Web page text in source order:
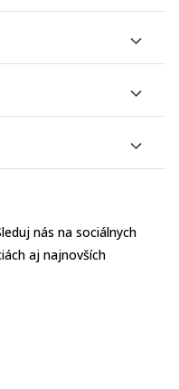
nás na sociálnych
aj najnovších